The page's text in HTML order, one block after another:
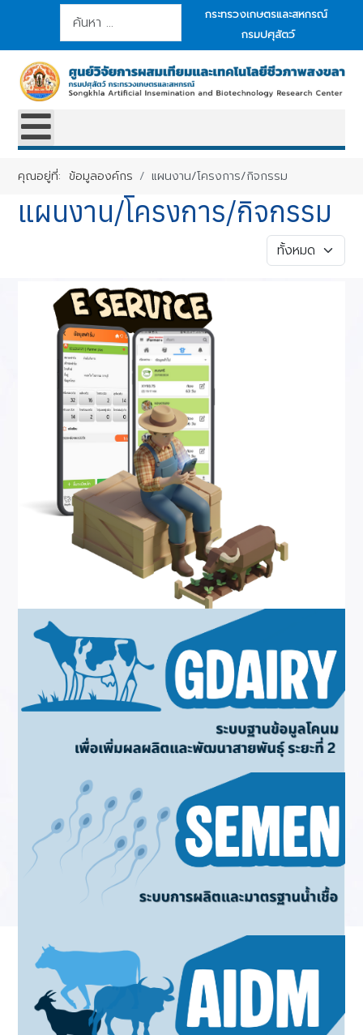
การค้นหา
กระทรวงเกษตรและสหกรณ์
กรมปศุสัตว์
คุณอยู่ที่:ข้อมูลองค์กร แผนงาน/โครงการ/กิจกรรม
แผนงาน/โครงการ/กิจกรรม
แสดง #